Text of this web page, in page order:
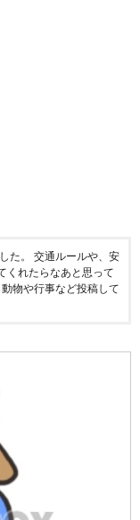
た。 交通ルールや、安
くれたらなあと思って
物や行事など投稿して